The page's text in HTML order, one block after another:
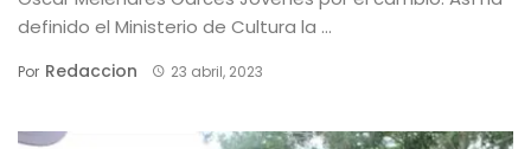
definido el Ministerio de Cultura la ...
Por Redaccion 23 abril, 2023